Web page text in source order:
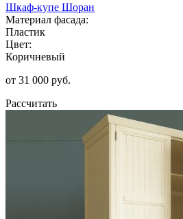
Шкаф-купе Шоран
Материал фасада:
Пластик
Цвет:
Коричневый
от 31 000 руб.
Рассчитать